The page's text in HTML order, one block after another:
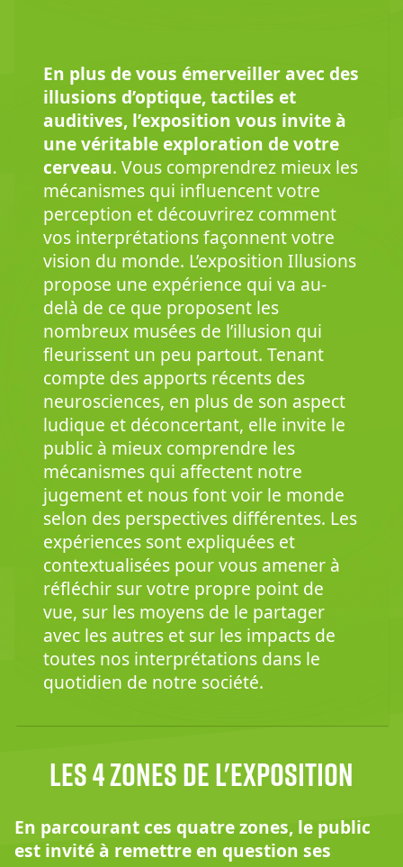
En plus de vous émerveiller avec des
illusions d’optique, tactiles et
auditives, l’exposition vous invite à
une véritable exploration de votre
cerveau. Vous comprendrez mieux les
mécanismes qui influencent votre
perception et découvrirez comment
vos interprétations façonnent votre
vision du monde. L’exposition Illusions
propose une expérience qui va au-
delà de ce que proposent les
nombreux musées de l’illusion qui
fleurissent un peu partout. Tenant
compte des apports récents des
neurosciences, en plus de son aspect
ludique et déconcertant, elle invite le
public à mieux comprendre les
mécanismes qui affectent notre
jugement et nous font voir le monde
selon des perspectives différentes. Les
expériences sont expliquées et
contextualisées pour vous amener à
réfléchir sur votre propre point de
vue, sur les moyens de le partager
avec les autres et sur les impacts de
toutes nos interprétations dans le
quotidien de notre société.
Les 4 zones de l'exposition
En parcourant ces quatre zones, le public
est invité à remettre en question ses